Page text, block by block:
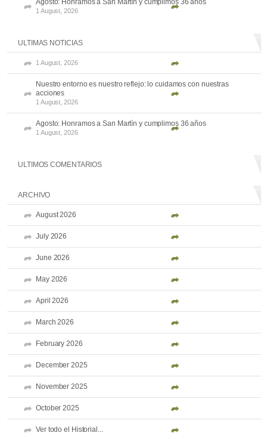
Agosto: Honramos a San Martín y cumplimos 36 años
1 August, 2026
ULTIMAS NOTICIAS
1 August, 2026
Nuestro entorno es nuestro reflejo: lo cuidamos con nuestras
acciones
1 August, 2026
Agosto: Honramos a San Martín y cumplimos 36 años
1 August, 2026
ULTIMOS COMENTARIOS
ARCHIVO
August 2026
July 2026
June 2026
May 2026
April 2026
March 2026
February 2026
December 2025
November 2025
October 2025
Ver todo el Historial...